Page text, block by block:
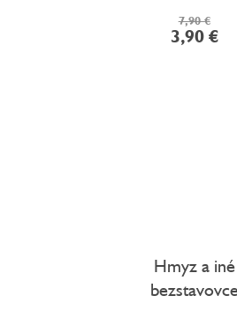
7,90 €
3,90 €
Hmyz a iné